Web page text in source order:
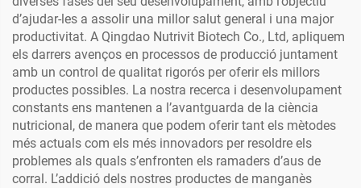
d’ajudar-les a assolir una millor salut general i una major
productivitat. A Qingdao Nutrivit Biotech Co., Ltd, apliquem
els darrers avenços en processos de producció juntament
amb un control de qualitat rigorós per oferir els millors
productes possibles. La nostra recerca i desenvolupament
constants ens mantenen a l’avantguarda de la ciència
nutricional, de manera que podem oferir tant els mètodes
més actuals com els més innovadors per resoldre els
problemes als quals s’enfronten els ramaders d’aus de
corral. L’addició dels nostres productes de manganès